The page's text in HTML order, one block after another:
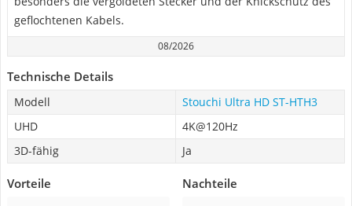
geflochtenen Kabels.
08/2026
Technische Details
Modell
Stouchi Ultra HD ST-HTH3
UHD
4K@120Hz
3D-fähig
Ja
Vorteile Nachteile